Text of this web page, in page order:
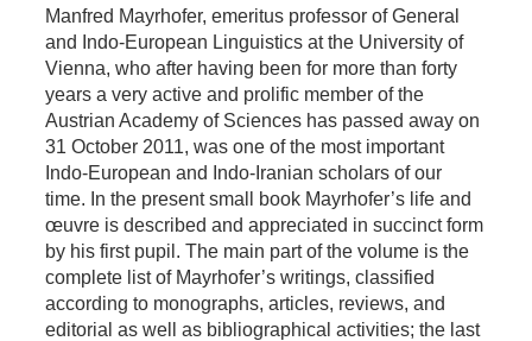
Manfred Mayrhofer, emeritus professor of General
and Indo-European Linguistics at the University of
Vienna, who after having been for more than forty
years a very active and prolific member of the
Austrian Academy of Sciences has passed away on
31 October 2011, was one of the most important
Indo-European and Indo-Iranian scholars of our
time. In the present small book Mayrhofer’s life and
œuvre is described and appreciated in succinct form
by his first pupil. The main part of the volume is the
complete list of Mayrhofer’s writings, classified
according to monographs, articles, reviews, and
editorial as well as bibliographical activities; the last